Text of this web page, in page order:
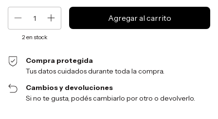
2en stock
Compra protegida
Tus datos cuidados durante toda la compra.
Cambios y devoluciones
Si no te gusta, podés cambiarlo por otro o devolverlo.